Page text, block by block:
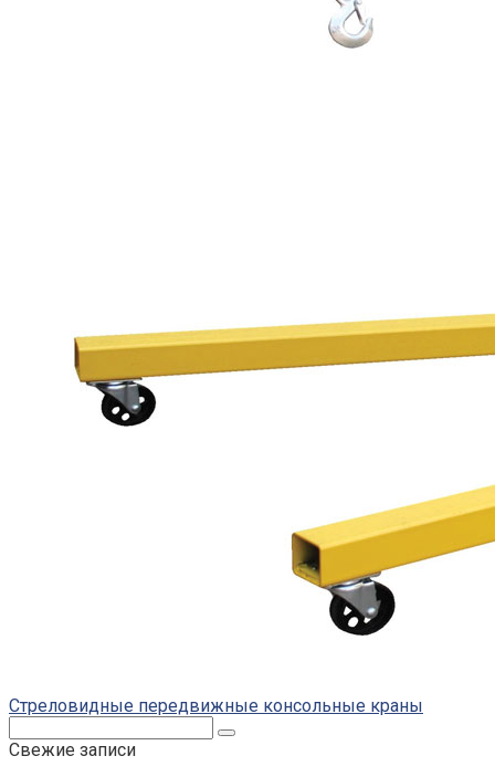
Стреловидные передвижные консольные краны
Свежие записи